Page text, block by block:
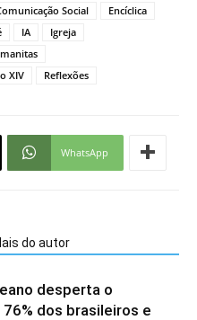
Social
Encíclica
IA
Igreja
XIV Reflexões
WhatsApp
do autor
desperta o
dos brasileiros e